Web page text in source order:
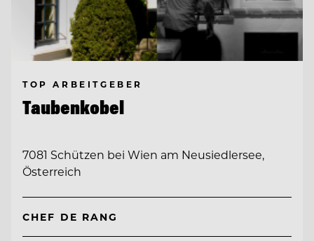
TOP ARBEITGEBER
Taubenkobel
7081 Schützen bei Wien am Neusiedlersee,
Österreich
CHEF DE RANG